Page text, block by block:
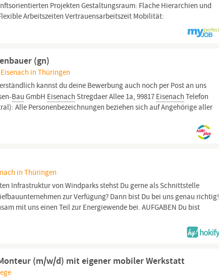
Projekten Gestaltungsraum: Flache Hierarchien und
Arbeitszeiten Vertrauensarbeitszeit Mobilität:
(gn)
in Thüringen
kannst du deine Bewerbung auch noch per Post an uns
Bau GmbH Eisenach Stregdaer Allee 1a, 99817 Eisenach Telefon
Alle Personenbezeichnungen beziehen sich auf Angehörige aller
in Thüringen
Infrastruktur von Windparks stehst Du gerne als Schnittstelle
zur Verfügung? Dann bist Du bei uns genau richtig!
mit uns einen Teil zur Energiewende bei. AUFGABEN Du bist
(m/w/d) mit eigener mobiler Werkstatt